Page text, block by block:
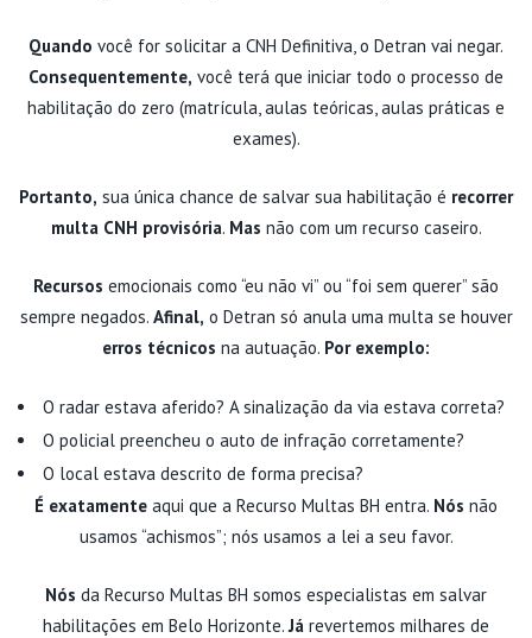
Quando você for solicitar a CNH Definitiva, o Detran vai negar.
Consequentemente, você terá que iniciar todo o processo de
habilitação do zero (matrícula, aulas teóricas, aulas práticas e
exames).
Portanto, sua única chance de salvar sua habilitação é recorrer
multa CNH provisória. Mas não com um recurso caseiro.
Recursos emocionais como “eu não vi” ou “foi sem querer” são
sempre negados. Afinal, o Detran só anula uma multa se houver
erros técnicos na autuação. Por exemplo:
O radar estava aferido? A sinalização da via estava correta?
O policial preencheu o auto de infração corretamente?
O local estava descrito de forma precisa?
É exatamente aqui que a Recurso Multas BH entra. Nós não
usamos “achismos”; nós usamos a lei a seu favor.
Nós da Recurso Multas BH somos especialistas em salvar
habilitações em Belo Horizonte. Já revertemos milhares de